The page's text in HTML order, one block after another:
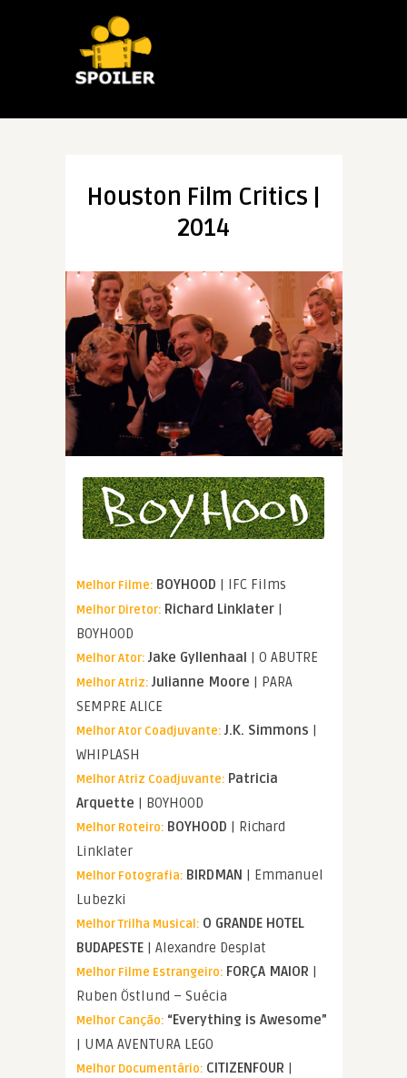
Houston Film Critics |
2014
Melhor Filme: BOYHOOD | IFC Films
Melhor Diretor: Richard Linklater
BOYHOOD
Melhor Ator: Jake Gyllenhaal | O ABUTRE
Melhor Atriz: Julianne Moore | PARA
SEMPRE ALICE
Melhor Ator Coadjuvante: J.K. Simmons
WHIPLASH
Melhor Atriz Coadjuvante: Patricia
Arquette | BOYHOOD
Melhor Roteiro: BOYHOOD | Richard
Linklater
Melhor Fotografia: BIRDMAN
| Emmanuel
Lubezki
Melhor Trilha Musical: O GRANDE HOTEL
BUDAPESTE | Alexandre Desplat
Melhor Filme Estrangeiro: FORÇA MAIOR
Ruben Östlund – Suécia
Melhor Canção: “Everything is Awesome”
| UMA AVENTURA LEGO
Melhor Documentário: CITIZENFOUR